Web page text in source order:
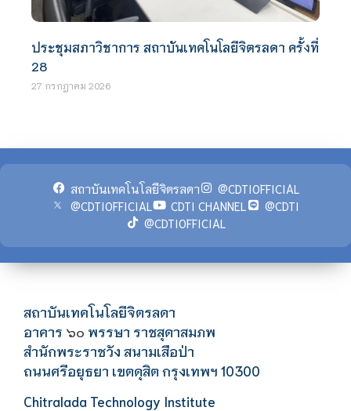
ประชุมสภาวิชาการ สถาบันเทคโนโลยีจิตรลดา ครั้งที่
28
27 กรกฎาคม 2026
สถาบันเทคโนโลยีจิตรลดา
@CDTIOFFICIAL
@CDTIOFFICIAL
CDTI CHANNEL
@CDTI
@CDTIOFFICIAL
สถาบันเทคโนโลยีจิตรลดา
อาคาร ๖๐ พรรษา ราชสุดาสมภพ
สำนักพระราชวัง สนามเสือป่า
ถนนศรีอยุธยา เขตดุสิต กรุงเทพฯ 10300
Chitralada Technology Institute